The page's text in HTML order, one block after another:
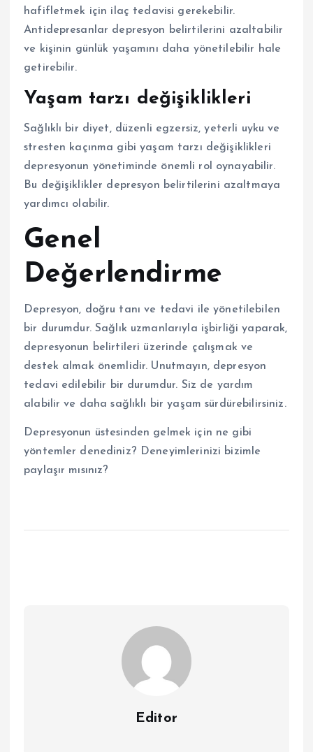
hafifletmek için ilaç tedavisi gerekebilir.
Antidepresanlar depresyon belirtilerini azaltabilir
ve kişinin günlük yaşamını daha yönetilebilir hale
getirebilir.
Yaşam tarzı değişiklikleri
Sağlıklı bir diyet, düzenli egzersiz, yeterli uyku ve
stresten kaçınma gibi yaşam tarzı değişiklikleri
depresyonun yönetiminde önemli rol oynayabilir.
Bu değişiklikler depresyon belirtilerini azaltmaya
yardımcı olabilir.
Genel
Değerlendirme
Depresyon, doğru tanı ve tedavi ile yönetilebilen
bir durumdur. Sağlık uzmanlarıyla işbirliği yaparak,
depresyonun belirtileri üzerinde çalışmak ve
destek almak önemlidir. Unutmayın, depresyon
tedavi edilebilir bir durumdur. Siz de yardım
alabilir ve daha sağlıklı bir yaşam sürdürebilirsiniz.
Depresyonun üstesinden gelmek için ne gibi
yöntemler denediniz? Deneyimlerinizi bizimle
paylaşır mısınız?
Editor